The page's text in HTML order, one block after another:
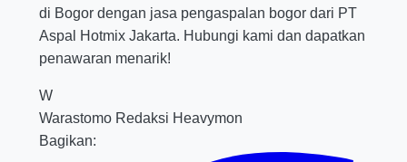
di Bogor dengan jasa pengaspalan bogor dari PT
Aspal Hotmix Jakarta. Hubungi kami dan dapatkan
penawaran menarik!
W
Warastomo Redaksi Heavymon
Bagikan: